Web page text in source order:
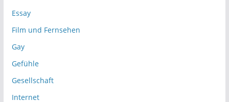
Essay
Film und Fernsehen
Gay
Gefühle
Gesellschaft
Internet